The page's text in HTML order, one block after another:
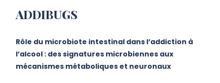
ADDIBUGS
Rôle du microbiote intestinal dans l’addiction à
l’alcool : des signatures microbiennes aux
mécanismes métaboliques et neuronaux